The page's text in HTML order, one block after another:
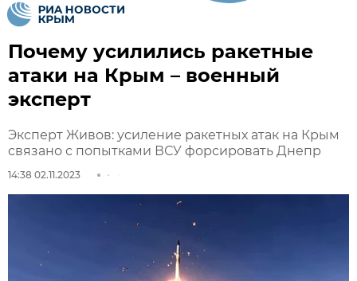
Почему усилились ракетные
атаки на Крым – военный
эксперт
Эксперт Живов: усиление ракетных атак на Крым
связано с попытками ВСУ форсировать Днепр
14:38 02.11.2023